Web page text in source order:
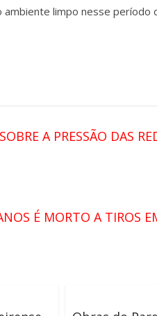
limpo nesse período
A PRESSÃO DAS
É MORTO A TIROS